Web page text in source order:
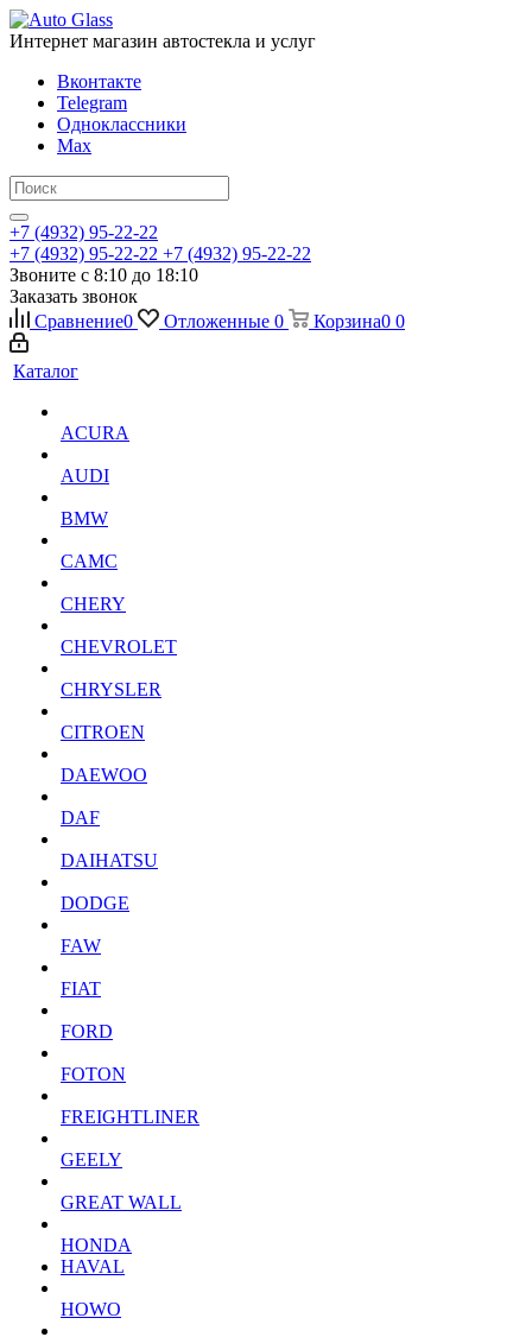
Интернет магазин автостекла и услуг
Вконтакте
Telegram
Одноклассники
Max
+7 (4932) 95-22-22
+7 (4932) 95-22-22 +7 (4932) 95-22-22
Звоните с 8:10 до 18:10
Заказать звонок
Сравнение0 Отложенные 0 Корзина0 0
Каталог
ACURA
AUDI
BMW
CAMC
CHERY
CHEVROLET
CHRYSLER
CITROEN
DAEWOO
DAF
DAIHATSU
DODGE
FAW
FIAT
FORD
FOTON
FREIGHTLINER
GEELY
GREAT WALL
HONDA
HAVAL
HOWO